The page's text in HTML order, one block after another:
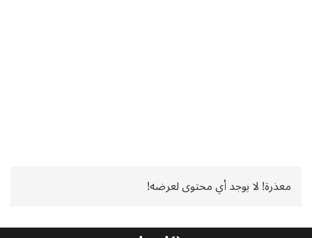
معذرة! لا يوجد أي محتوى لعرضه!